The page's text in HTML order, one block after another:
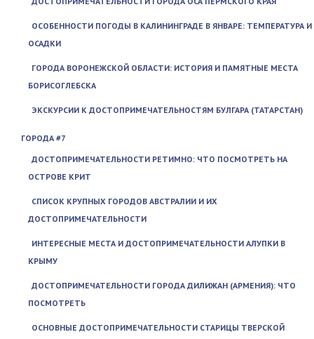
ОСОБЕННОСТИ ПОГОДЫ В КАЛИНИНГРАДЕ В ЯНВАРЕ: ТЕМПЕРАТУРА И
ОСАДКИ
ГОРОДА ВОРОНЕЖСКОЙ ОБЛАСТИ: ИСТОРИЯ И ПАМЯТНЫЕ МЕСТА
БОРИСОГЛЕБСКА
ЭКСКУРСИИ К ДОСТОПРИМЕЧАТЕЛЬНОСТЯМ БУЛГАРА (ТАТАРСТАН)
ГОРОДА #7
ДОСТОПРИМЕЧАТЕЛЬНОСТИ РЕТИМНО: ЧТО ПОСМОТРЕТЬ НА
ОСТРОВЕ КРИТ
СПИСОК КРУПНЫХ ГОРОДОВ АВСТРАЛИИ И ИХ
ДОСТОПРИМЕЧАТЕЛЬНОСТИ
ИНТЕРЕСНЫЕ МЕСТА И ДОСТОПРИМЕЧАТЕЛЬНОСТИ АЛУПКИ В
КРЫМУ
ДОСТОПРИМЕЧАТЕЛЬНОСТИ ГОРОДА ДИЛИЖАН (АРМЕНИЯ): ЧТО
ПОСМОТРЕТЬ
ОСНОВНЫЕ ДОСТОПРИМЕЧАТЕЛЬНОСТИ СТАРИЦЫ ТВЕРСКОЙ